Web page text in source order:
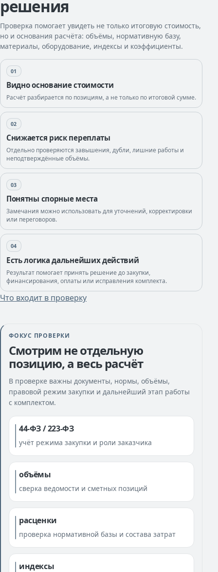
решения
Проверка помогает увидеть не только итоговую стоимость,
но и основания расчёта: объёмы, нормативную базу,
материалы, оборудование, индексы и коэффициенты.
01
Видно основание стоимости
Расчёт разбирается по позициям, а не только по итоговой сумме.
02
Снижается риск переплаты
Отдельно проверяются завышения, дубли, лишние работы и
неподтверждённые объёмы.
03
Понятны спорные места
Замечания можно использовать для уточнений, корректировки
или переговоров.
04
Есть логика дальнейших действий
Результат помогает принять решение до закупки,
финансирования, оплаты или исправления комплекта.
Что входит в проверку
ФОКУС ПРОВЕРКИ
Смотрим не отдельную
позицию, а весь расчёт
В проверке важны документы, нормы, объёмы,
правовой режим закупки и дальнейший этап работы
с комплектом.
44-ФЗ / 223-ФЗ
учёт режима закупки и роли заказчика
объёмы
сверка ведомости и сметных позиций
расценки
проверка нормативной базы и состава затрат
индексы